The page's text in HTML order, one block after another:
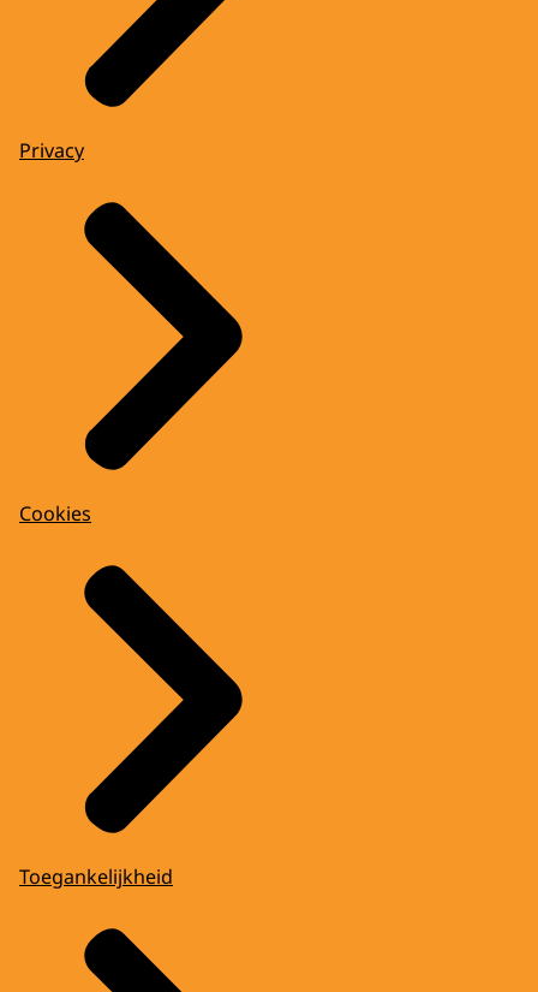
Privacy
Cookies
Toegankelijkheid